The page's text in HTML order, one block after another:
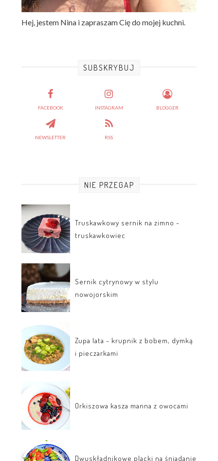
Hej, jestem Nina i zapraszam Cię do mojej kuchni.
SUBSKRYBUJ
FACEBOOK INSTAGRAM BLOGGER
NEWSLETTER RSS
NIE PRZEGAP
Truskawkowy sernik na zimno -
truskawkowiec
Sernik cytrynowy w stylu
nowojorskim
Zupa lata - krupnik z bobem, dymką
i pieczarkami
Orkiszowa kasza manna z owocami
Dwuskładnikowe placki na śniadanie